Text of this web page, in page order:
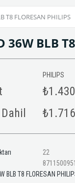
T8 FLORESAN PHILIPS
36W BLB
PHILIPS
22
BLB T8 FLORESAN